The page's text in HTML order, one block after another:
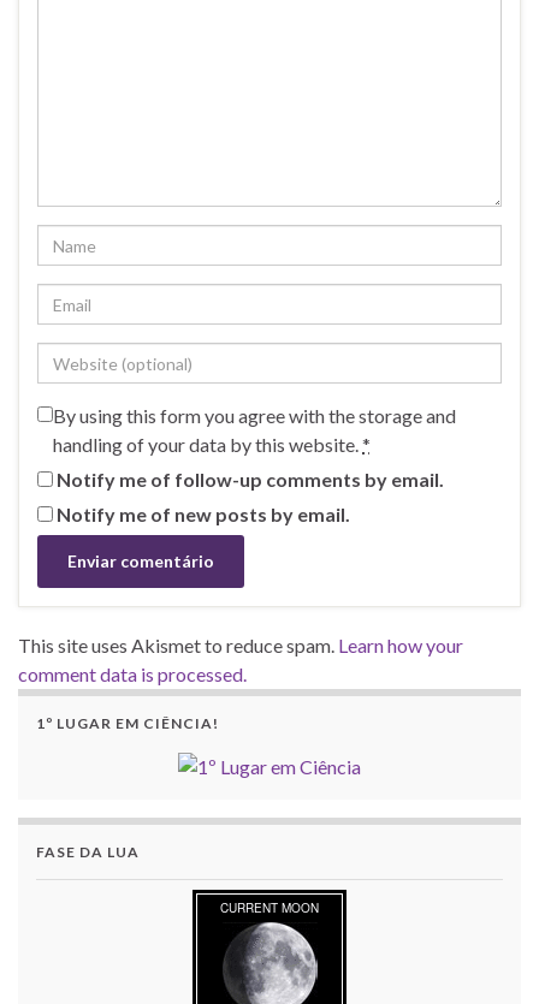
By using this form you agree with the storage and
handling of your data by this website.*
Notify me of follow-up comments by email.
Notify me of new posts by email.
This site uses Akismet to reduce spam. Learn how your
comment data is processed.
1º LUGAR EM CIÊNCIA!
FASE DA LUA